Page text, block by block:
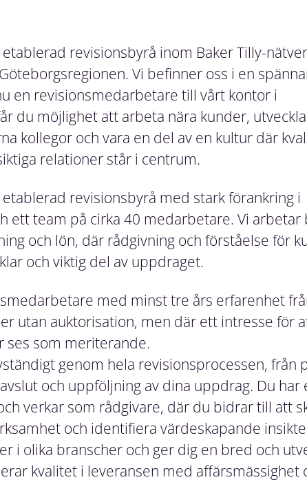
etablerad revisionsbyrå inom Baker Tilly-
Vi befinner oss i en
en revisionsmedarbetare till vårt kontor i
du möjlighet att arbeta nära kunder,
kollegor och vara en del av en kultur där
relationer står i centrum.
etablerad revisionsbyrå med stark förankring i
ett team på cirka 40 medarbetare. Vi arbetar
och lön, där rådgivning och förståelse för
och viktig del av uppdraget.
med minst tre års erfarenhet
utan auktorisation, men där ett intresse för
ses som meriterande.
genom hela revisionsprocessen, från
och uppföljning av dina uppdrag. Du har
verkar som rådgivare, där du bidrar till att
och identifiera värdeskapande
i olika branscher och ger dig en bred och
kvalitet i leveransen med affärsmässighet